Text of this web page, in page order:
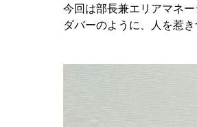
今回は部長兼エリアマネ
ダバーのように、人を惹